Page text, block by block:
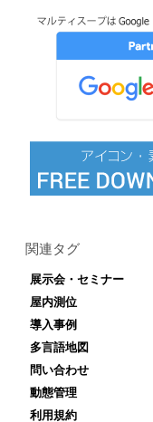
関連タグ
展示会・セミナー
屋内測位
導入事例
多言語地図
問い合わせ
動態管理
利用規約